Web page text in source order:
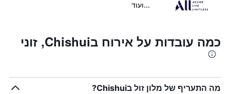
...ועוד
כמה עובדות על אירוח בChishui, זוני
מה התעריף של מלון זול בChishui?